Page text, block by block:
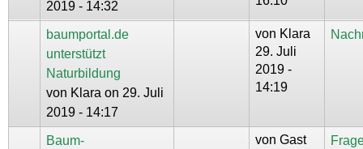
2019 - 14:32
baumportal.de
unterstützt
Naturbildung
von Klara on 29. Juli
2019 - 14:17
von Klara
29. Juli
2019 -
14:19
Baum-
von Gast